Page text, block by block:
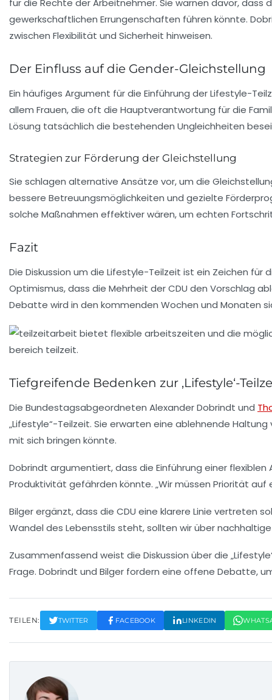
für die Rechte der Arbeitnehmer. Sie warnen davor,
gewerkschaftlichen Errungenschaften führen könnte.
zwischen Flexibilität und Sicherheit hinweisen.
Der Einfluss auf die Gender-Gleichstellung
Ein häufiges Argument für die Einführung der Lifestyle-
allem Frauen, die oft die Hauptverantwortung für die
Lösung tatsächlich die bestehenden Ungleichheiten
Strategien zur Förderung der Gleichstellung
Sie schlagen alternative Ansätze vor, um die
bessere Betreuungsmöglichkeiten und gezielte
solche Maßnahmen effektiver wären, um echten
Fazit
Die Diskussion um die Lifestyle-Teilzeit ist ein Zeichen
Optimismus, dass die Mehrheit der CDU den Vorschlag
Debatte wird in den kommenden Wochen und Monaten
Tiefgreifende Bedenken zur ‚Lifestyle‘-
Die Bundestagsabgeordneten Alexander Dobrindt und
„Lifestyle“-Teilzeit. Sie erwarten eine ablehnende Haltung
mit sich bringen könnte.
Dobrindt argumentiert, dass die Einführung einer
Produktivität gefährden könnte. „Wir müssen Priorität
Bilger ergänzt, dass die CDU eine klarere Linie vertreten
Wandel des Lebensstils steht, sollten wir über
Zusammenfassend weist die Diskussion über die
Frage. Dobrindt und Bilger fordern eine offene Debatte,
TEILEN: TWITTER FACEBOOK LINKEDIN